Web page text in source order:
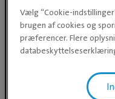
Greve Erhvervscenter
Korskildelund 6
2670 Greve
CVR 28 85 55 91
Vælg “Cookie-
brugen af cookies og
præferencer. Flere